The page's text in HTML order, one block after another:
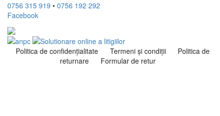
0756 315 919 • 0756 192 292
Facebook
Politica de confidenţialitate Termeni şi condiţii
Politica de
returnare
Formular de retur